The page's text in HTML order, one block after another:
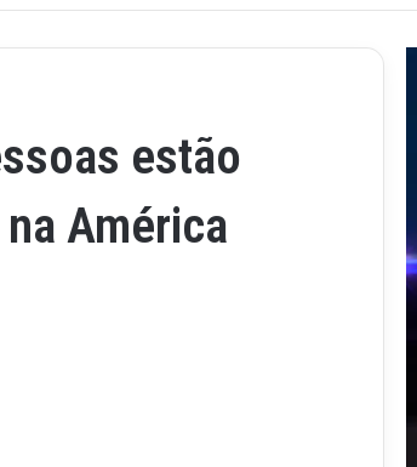
estão
América